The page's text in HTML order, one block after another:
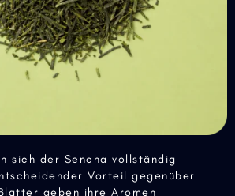
sich der Sencha vollständig
Vorteil gegenüber